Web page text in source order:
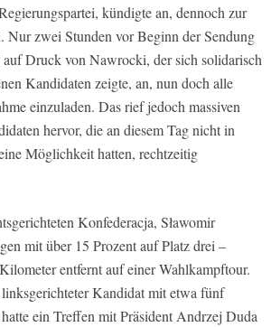
kündigte an, dennoch zur
Nur zwei Stunden vor Beginn der Sendung
Druck von Nawrocki, der sich solidarisch
Kandidaten zeigte, an, nun doch alle
einzuladen. Das rief jedoch massiven
hervor, die an diesem Tag nicht in
Möglichkeit hatten, rechtzeitig
Konfederacja, Sławomir
mit über 15 Prozent auf Platz drei –
entfernt auf einer Wahlkampftour.
Kandidat mit etwa fünf
ein Treffen mit Präsident Andrzej Duda